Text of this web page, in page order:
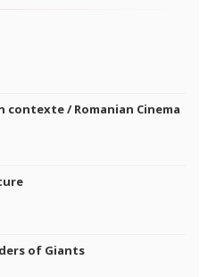
contexte / Romanian Cinema
of Giants